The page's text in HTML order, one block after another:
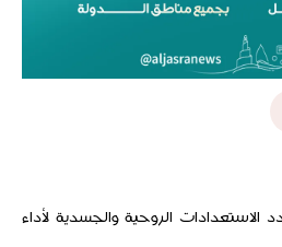
الروحية والجسدية لأداء